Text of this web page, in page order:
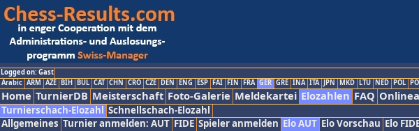
Logged on: Gast
Arabic ARM AZE BIH BUL CAT CHN CRO CZE DEN ENG ESP FAI FIN FRA GER GRE INA ITA JPN MKD LTU NED POL
Home TurnierDB Meisterschaft Foto-Galerie Meldekartei Elozahlen FAQ
Turnierschach-Elozahl Schnellschach-Elozahl
Allgemeines Turnier anmelden: AUT FIDE Spieler anmelden Elo AUT Elo Vorschau Elo